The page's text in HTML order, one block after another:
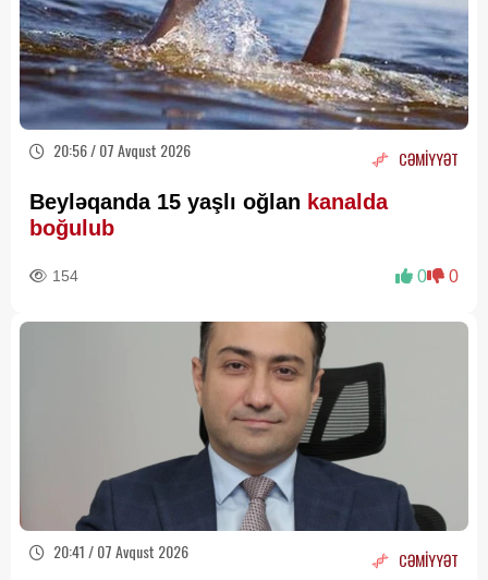
20:56 / 07 Avqust 2026 CƏMİYYƏT
Beyləqanda 15 yaşlı oğlan kanalda
boğulub
154 0 0
20:41 / 07 Avqust 2026 CƏMİYYƏT